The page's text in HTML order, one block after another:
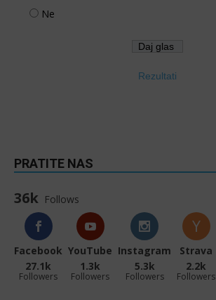
Ne
Rezultati
PRATITE NAS
36k Follows
Facebook
27.1k
Followers
YouTube
1.3k
Followers
Instagram
5.3k
Followers
Strava
2.2k
Followers